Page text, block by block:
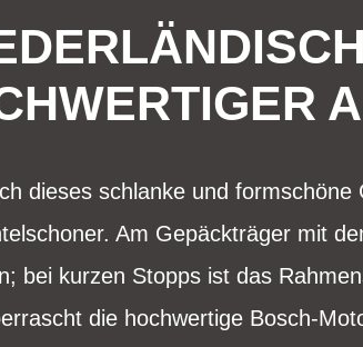
dieses schlanke und formschöne
Am Gepäckträger mit
bei kurzen Stopps ist das
die hochwertige Bosch-